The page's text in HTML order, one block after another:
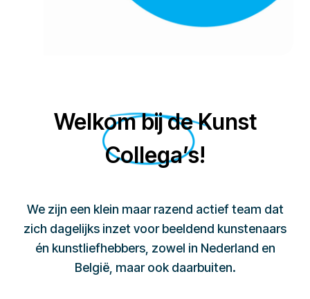
Welkom bij de Kunst
Collega’s!
We zijn een klein maar razend actief team dat
zich dagelijks inzet voor beeldend kunstenaars
én kunstliefhebbers, zowel in Nederland en
België, maar ook daarbuiten.